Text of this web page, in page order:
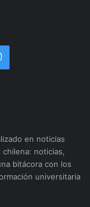
en noticias
noticias,
bitácora con los
universitaria